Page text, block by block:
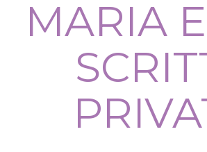
MARIA